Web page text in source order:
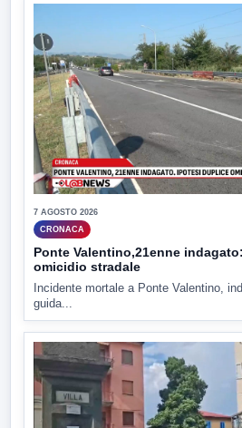
7 AGOSTO 2026
CRONACA
Ponte Valentino,21enne
omicidio stradale
Incidente mortale a Ponte Valentino,
guida...